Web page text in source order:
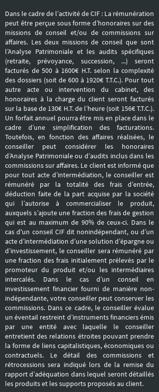
Dans le cadre de l’activité de CIF : La rémunération
peut être perçue sous forme d’honoraires sur des
missions de conseil et/ou de commissions sur
affaires. Les deux missions de conseil que sont
l’Analyse Patrimoniale et les audits spécifiques
(retraite, prévoyance, succession, ...) seront
facturés de 500 à 1600€ H.T. selon la complexité
des dossiers (soit de 600 à 1920€ T.T.C.). Pour tout
autre acte ou intervention du cabinet, des
honoraires à la charge du client seront facturés
sur la base de 130€ H.T. de l’heure (soit 156€ T.T.C.).
Un forfait annuel pourra être mis en place dans le
cadre d’une simplification des facturations.
Toutefois, en fonction des affaires réalisées, le
conseiller peut considérer les honoraires
d’Analyse Patrimoniale ou d’audits inclus dans les
commissions sur affaires. Le client est informé que
pour tout acte d’intermédiation, le conseiller est
rémunéré par la totalité des frais d’entrée,
déduction faite de la part acquise par la société
qui l’autorise à commercialiser le produit,
auxquels s’ajoute une fraction des frais de gestion
qui est au maximum de 90% de ceux-ci. Dans le
cas d'un conseil CIF dit nonindépendant, ou d’un
acte d’intermédiation d’une solution d’épargne ou
d’investissement, le conseiller sera rémunéré par
une fraction des frais initialement prélevés par le
promoteur du produit et/ou les intermédiaires
intercalés. Dans le cas d’un conseil en
investissement financier fourni de manière non-
indépendante, votre conseiller peut conserver les
commissions. Dans ce cadre, le conseiller évalue
un éventail restreint d’instruments financiers émis
par une entité avec laquelle le conseiller
entretient des relations étroites pouvant prendre
la forme de liens capitalistiques, économiques ou
contractuels. Le détail des commissions et
rétrocessions sera indiqué lors de la remise du
rapport d’adéquation dans lequel seront détaillés
les produits et les supports proposés au client.